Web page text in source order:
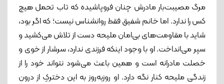
مرگ مصیبت‌بار مادرش چنان فروپاشیده که تاب تحمل هیچ‌
کس را ندارد. اما خانم شفیق فقط روانشناس نیست؛ که اگر بود،
شاید با مقاومت‌های بی‌امان ملیحه دست از تلاش می‌کشید و
سپر می‌انداخت. او با وجود اینکه فرزندی ندارد، سرشار از خوی و
خصلت مادرانه است و همین باعث می‌شود نتواند خود را از
زندگی ملیحه کنار نگه دارد. او روزبه‌روز به این دخترکِ از درون